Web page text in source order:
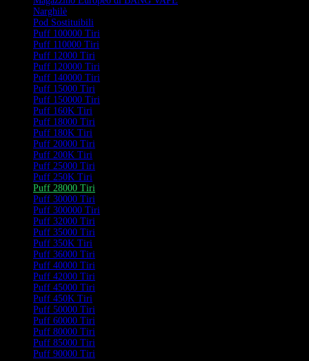
Narghilè
Pod Sostituibili
Puff 100000 Tiri
Puff 110000 Tiri
Puff 12000 Tiri
Puff 120000 Tiri
Puff 140000 Tiri
Puff 15000 Tiri
Puff 150000 Tiri
Puff 160K Tiri
Puff 18000 Tiri
Puff 180K Tiri
Puff 20000 Tiri
Puff 200K Tiri
Puff 25000 Tiri
Puff 250K Tiri
Puff 28000 Tiri
Puff 30000 Tiri
Puff 300000 Tiri
Puff 32000 Tiri
Puff 35000 Tiri
Puff 350K Tiri
Puff 36000 Tiri
Puff 40000 Tiri
Puff 42000 Tiri
Puff 45000 Tiri
Puff 450K Tiri
Puff 50000 Tiri
Puff 60000 Tiri
Puff 80000 Tiri
Puff 85000 Tiri
Puff 90000 Tiri